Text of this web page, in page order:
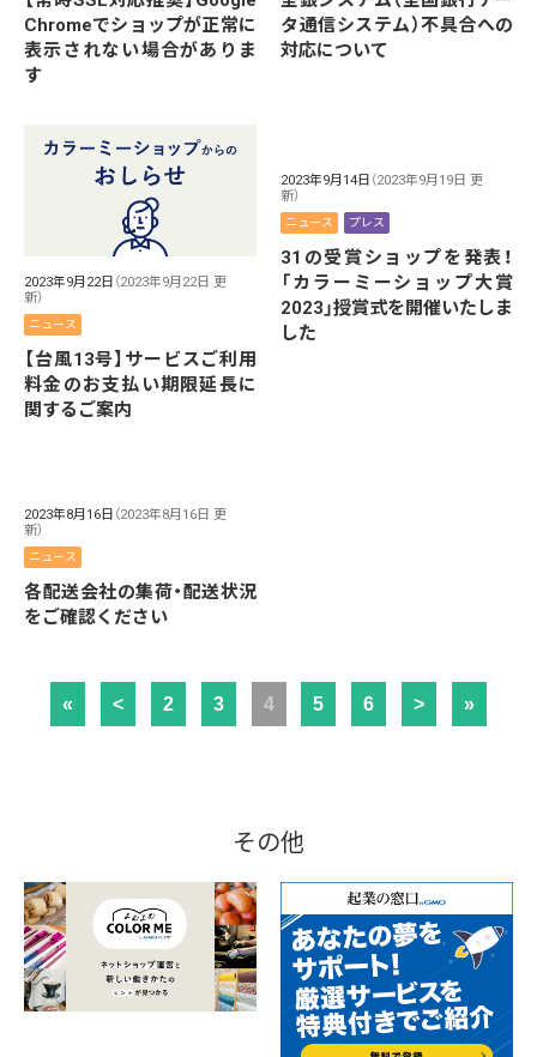
Chromeでショップが正常に
表示されない場合がありま
す
タ通信システム）不具合への
対応について
2023年9月22日 （2023年9月22日 更
新）
ニュース
【台風13号】サービスご利用
料金のお支払い期限延長に
関するご案内
2023年9月14日 （2023年9月19日 更
新）
ニュース プレス
31の受賞ショップを発表！
「カラーミーショップ大賞
2023」授賞式を開催いたしま
した
2023年8月16日 （2023年8月16日 更
新）
ニュース
各配送会社の集荷・配送状況
をご確認ください
« < 2 3 4 5 6 > »
その他